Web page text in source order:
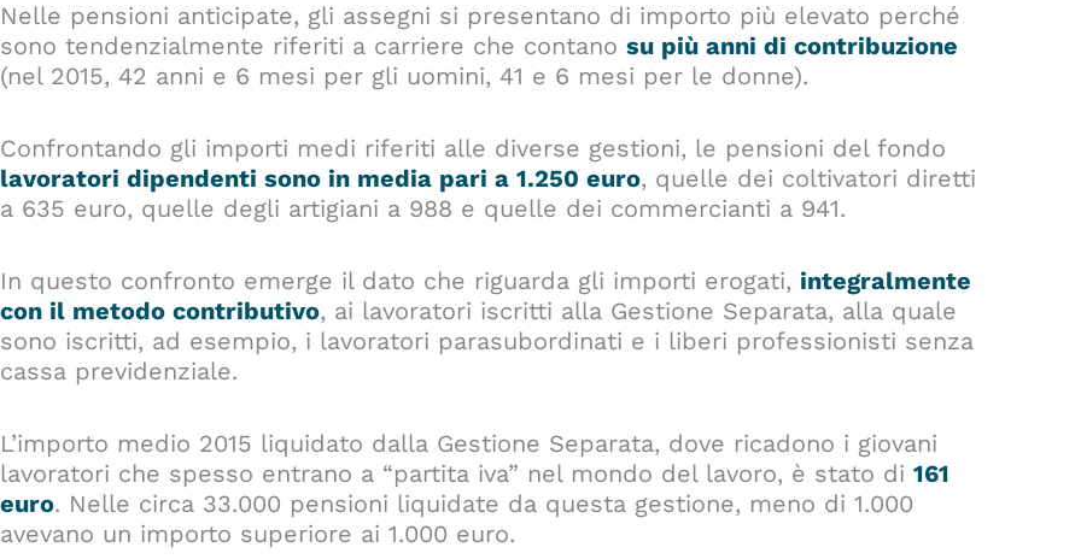
Nelle pensioni anticipate, gli assegni si presentano di importo più elevato perché
sono tendenzialmente riferiti a carriere che contano su più anni di contribuzione
(nel 2015, 42 anni e 6 mesi per gli uomini, 41 e 6 mesi per le donne).
Confrontando gli importi medi riferiti alle diverse gestioni, le pensioni del fondo
lavoratori dipendenti sono in media pari a 1.250 euro, quelle dei coltivatori diretti
a 635 euro, quelle degli artigiani a 988 e quelle dei commercianti a 941.
In questo confronto emerge il dato che riguarda gli importi erogati, integralmente
con il metodo contributivo, ai lavoratori iscritti alla Gestione Separata, alla quale
sono iscritti, ad esempio, i lavoratori parasubordinati e i liberi professionisti senza
cassa previdenziale.
L’importo medio 2015 liquidato dalla Gestione Separata, dove ricadono i giovani
lavoratori che spesso entrano a “partita iva” nel mondo del lavoro, è stato di 161
euro. Nelle circa 33.000 pensioni liquidate da questa gestione, meno di 1.000
avevano un importo superiore ai 1.000 euro.